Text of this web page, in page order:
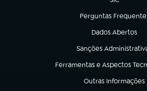
(abre em
Perguntas
(abre em nova aba)
Dados Abertos
(abre em nova aba)
Sanções
(abre em nova aba)
Ferramentas e Aspectos
(abre em nova aba)
Outras Informações
(abre em nova aba)